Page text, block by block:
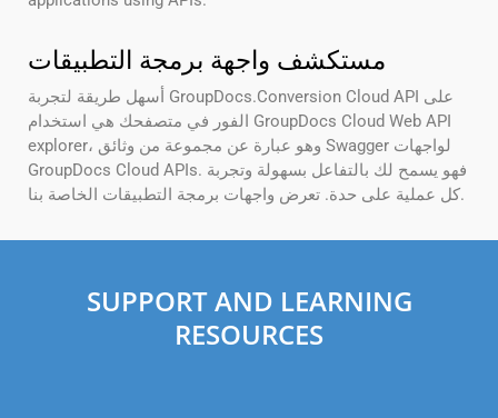
مستكشف واجهة برمجة التطبيقات
أسهل طريقة لتجربة GroupDocs.Conversion Cloud API على
الفور في متصفحك هي استخدام GroupDocs Cloud Web API
explorer، وهو عبارة عن مجموعة من وثائق Swagger لواجهات
GroupDocs Cloud APIs. فهو يسمح لك بالتفاعل بسهولة وتجربة
كل عملية على حدة. تعرض واجهات برمجة التطبيقات الخاصة بنا.
SUPPORT AND LEARNING
RESOURCES